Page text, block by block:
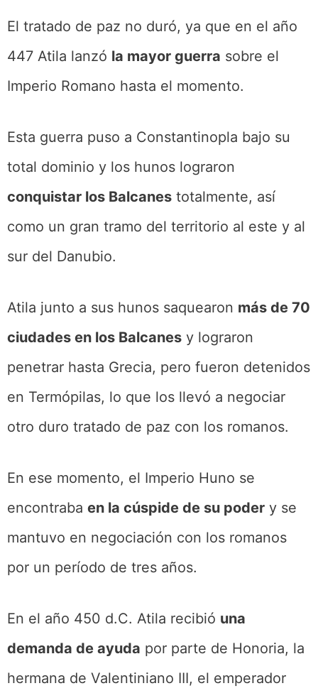
El tratado de paz no duró, ya que en el año
447 Atila lanzó la mayor guerra sobre el
Imperio Romano hasta el momento.
Esta guerra puso a Constantinopla bajo su
total dominio y los hunos lograron
conquistar los Balcanes totalmente, así
como un gran tramo del territorio al este y al
sur del Danubio.
Atila junto a sus hunos saquearon más de 70
ciudades en los Balcanes y lograron
penetrar hasta Grecia, pero fueron detenidos
en Termópilas, lo que los llevó a negociar
otro duro tratado de paz con los romanos.
En ese momento, el Imperio Huno se
encontraba en la cúspide de su poder y se
mantuvo en negociación con los romanos
por un período de tres años.
En el año 450 d.C. Atila recibió una
demanda de ayuda por parte de Honoria, la
hermana de Valentiniano III, el emperador